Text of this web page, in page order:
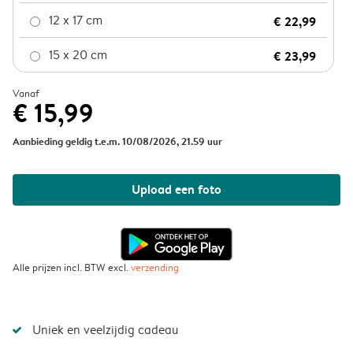
12 x 17 cm € 22,99
15 x 20 cm € 23,99
Vanaf
€ 15,99
Aanbieding geldig t.e.m. 10/08/2026, 21.59 uur
Upload een foto
Alle prijzen incl. BTW excl.verzending
Uniek en veelzijdig cadeau